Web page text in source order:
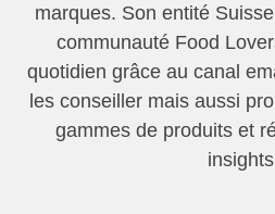
marques. Son entité
communauté Food
quotidien grâce au canal
les conseiller mais aussi
gammes de produits et